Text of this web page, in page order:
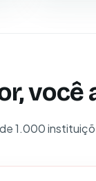
você
1.000